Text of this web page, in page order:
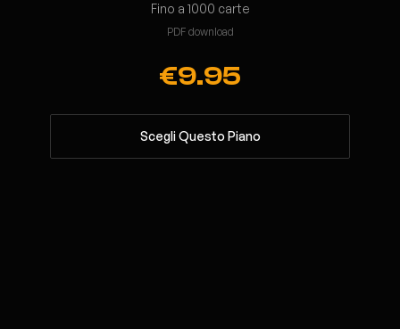
Fino a 1000 carte
PDF download
€9.95
Scegli Questo Piano